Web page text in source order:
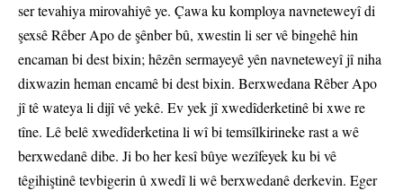
ser tevahiya mirovahiyê ye. Çawa ku komploya navneteweyî di
şexsê Rêber Apo de şênber bû, xwestin li ser vê bingehê hin
encaman bi dest bixin; hêzên sermayeyê yên navneteweyî jî niha
dixwazin heman encamê bi dest bixin. Berxwedana Rêber Apo
jî tê wateya li dijî vê yekê. Ev yek jî xwedîderketinê bi xwe re
tîne. Lê belê xwedîderketina li wî bi temsîlkirineke rast a wê
berxwedanê dibe. Ji bo her kesî bûye wezîfeyek ku bi vê
têgihiştinê tevbigerin û xwedî li wê berxwedanê derkevin. Eger